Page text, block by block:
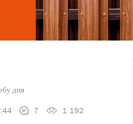
дня
7 1 192